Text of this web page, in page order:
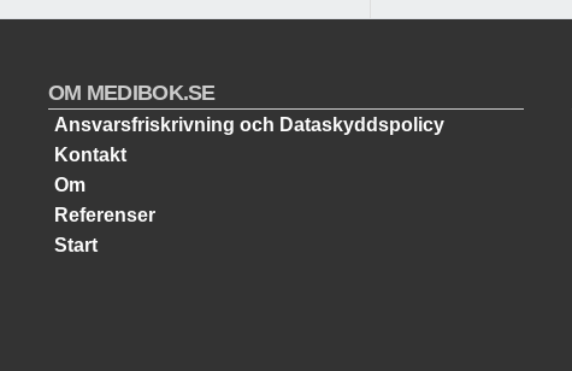
OM MEDIBOK.SE
Ansvarsfriskrivning och Dataskyddspolicy
Kontakt
Om
Referenser
Start